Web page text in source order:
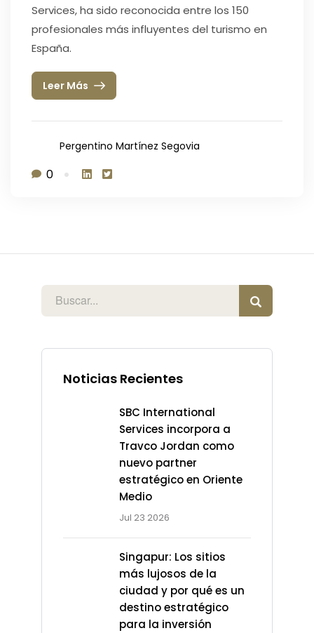
Noticias Recientes
SBC International
Services incorpora a
Travco Jordan como
nuevo partner
estratégico en Oriente
Medio
Jul 23 2026
Singapur: Los sitios
más lujosos de la
ciudad y por qué es un
destino estratégico
para la inversión
Services, ha sido reconocida entre los 150
profesionales más influyentes del turismo en
España.
Leer Más
Pergentino Martínez Segovia
0